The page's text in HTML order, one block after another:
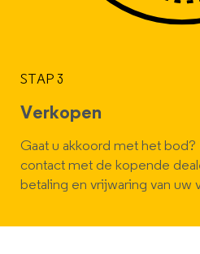
STAP 3
Verkopen
Gaat u akkoord met het
contact met de kopende
betaling en vrijwaring van uw